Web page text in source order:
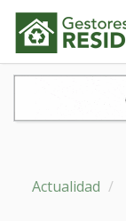
Actualidad